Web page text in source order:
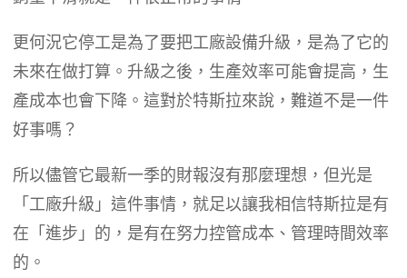
更何況它停工是為了要把工廠設備升級，是為了它的
未來在做打算。升級之後，生產效率可能會提高，生
產成本也會下降。這對於特斯拉來說，難道不是一件
好事嗎？
所以儘管它最新一季的財報沒有那麼理想，但光是
「工廠升級」這件事情，就足以讓我相信特斯拉是有
在「進步」的，是有在努力控管成本、管理時間效率
的。